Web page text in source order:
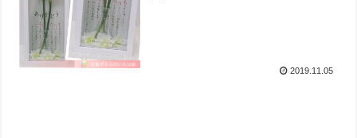
2019.11.05